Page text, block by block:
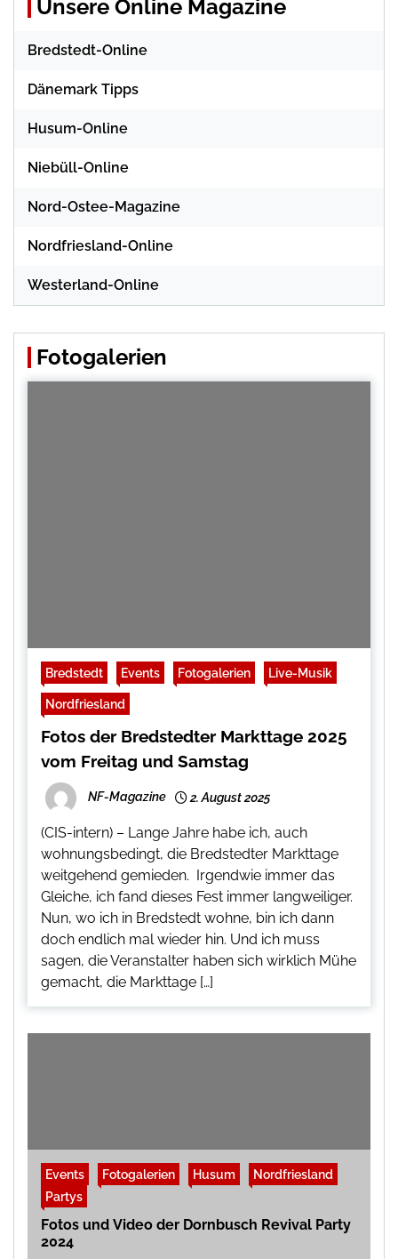
Unsere Online Magazine
Bredstedt-Online
Dänemark Tipps
Husum-Online
Niebüll-Online
Nord-Ostee-Magazine
Nordfriesland-Online
Westerland-Online
Fotogalerien
Bredstedt Events Fotogalerien Live-Musik
Nordfriesland
Fotos der Bredstedter Markttage 2025
vom Freitag und Samstag
NF-Magazine 2. August 2025
(CIS-intern) – Lange Jahre habe ich, auch
wohnungsbedingt, die Bredstedter Markttage
weitgehend gemieden. Irgendwie immer das
Gleiche, ich fand dieses Fest immer langweiliger.
Nun, wo ich in Bredstedt wohne, bin ich dann
doch endlich mal wieder hin. Und ich muss
sagen, die Veranstalter haben sich wirklich Mühe
gemacht, die Markttage […]
Events Fotogalerien Husum
Nordfriesland
Partys
Fotos und Video der Dornbusch Revival Party
2024